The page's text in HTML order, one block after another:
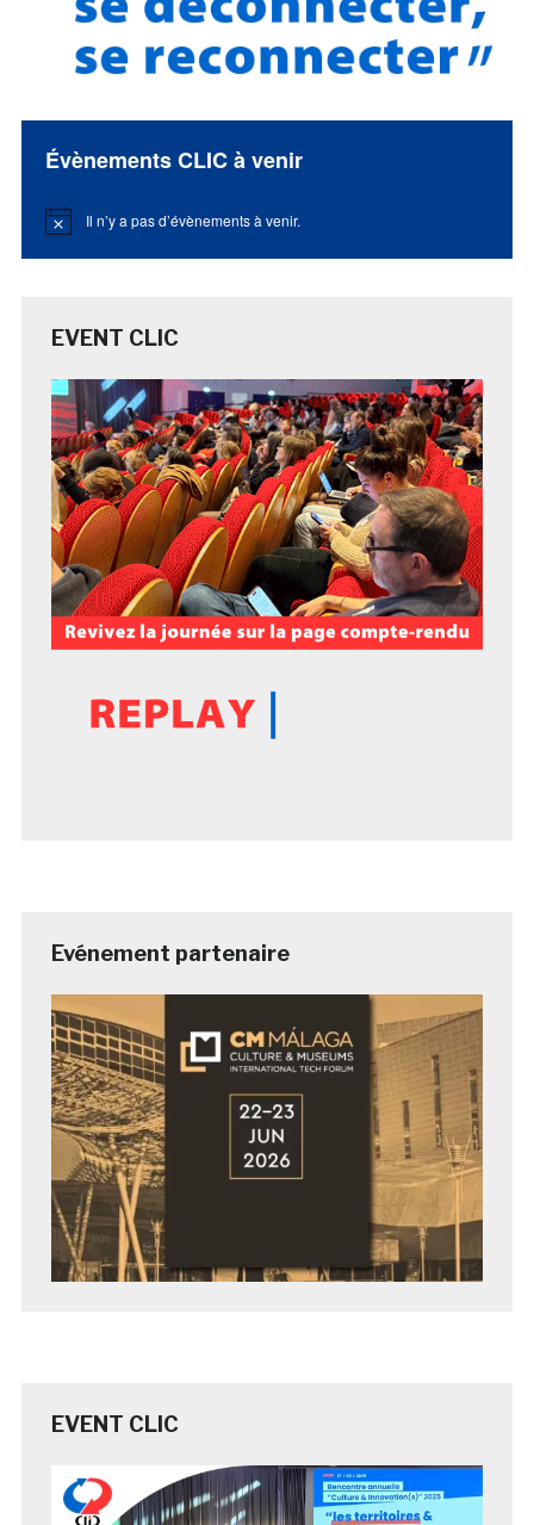
Évènements CLIC à venir
Notice Il n’y a pas d’évènements à venir.
EVENT CLIC
Evénement partenaire
EVENT CLIC